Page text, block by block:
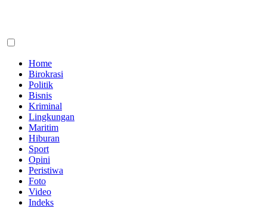
Home
Birokrasi
Politik
Bisnis
Kriminal
Lingkungan
Maritim
Hiburan
Sport
Opini
Peristiwa
Foto
Video
Indeks